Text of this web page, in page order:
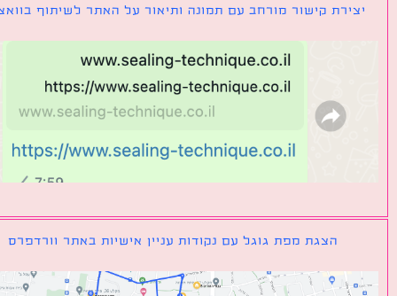
קישור מורחב עם תמונה ותיאור על האתר לשיתוף בוואצאפ
הצגת מפת גוגל עם נקודות עניין אישיות באתר וורדפרס